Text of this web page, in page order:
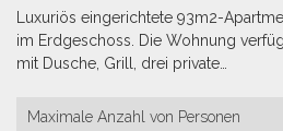
Luxuriös eingerichtete 93m2-
im Erdgeschoss. Die Wohnung
mit Dusche, Grill, drei private…
Maximale Anzahl von Personen